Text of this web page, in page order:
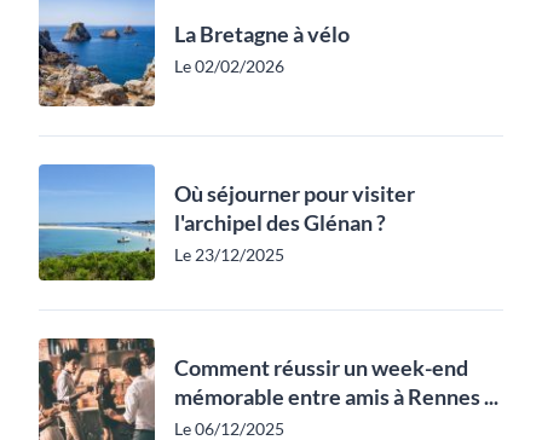
La Bretagne à vélo
Le 02/02/2026
Où séjourner pour visiter
l'archipel des Glénan ?
Le 23/12/2025
Comment réussir un week-end
mémorable entre amis à Rennes ...
Le 06/12/2025